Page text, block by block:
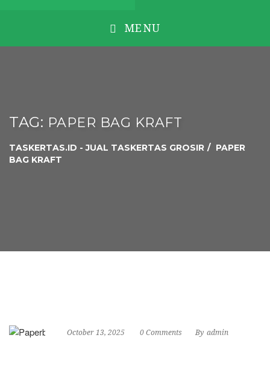
MENU
TAG: PAPER BAG KRAFT
TASKERTAS.ID - JUAL TASKERTAS GROSIR
PAPER
BAG KRAFT
October 13, 2025 0 Comments By admin